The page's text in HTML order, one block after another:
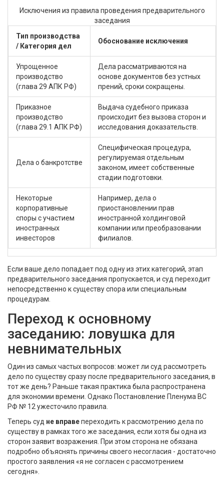
Исключения из правила проведения предварительного
заседания
Тип производства
/ Категория дел
Обоснование исключения
Упрощенное
производство
(глава 29 АПК РФ)
Дела рассматриваются на
основе документов без устных
прений, сроки сокращены.
Приказное
производство
(глава 29.1 АПК РФ)
Выдача судебного приказа
происходит без вызова сторон и
исследования доказательств.
Дела о банкротстве
Специфическая процедура,
регулируемая отдельным
законом, имеет собственные
стадии подготовки.
Некоторые
корпоративные
споры с участием
иностранных
инвесторов
Например, дела о
приостановлении прав
иностранной холдинговой
компании или преобразовании
филиалов.
Если ваше дело попадает под одну из этих категорий, этап
предварительного заседания пропускается, и суд переходит
непосредственно к существу спора или специальным
процедурам.
Переход к основному
заседанию: ловушка для
невнимательных
Один из самых частых вопросов: может ли суд рассмотреть
дело по существу сразу после предварительного заседания, в
тот же день? Раньше такая практика была распространена
для экономии времени. Однако Постановление Пленума ВС
РФ № 12ужесточило правила.
Теперь суд не вправепереходить к рассмотрению дела по
существу в рамках того же заседания, если хотя бы одна из
сторон заявит возражения. При этом сторона не обязана
подробно объяснять причины своего несогласия - достаточно
простого заявления «я не согласен с рассмотрением
сегодня».